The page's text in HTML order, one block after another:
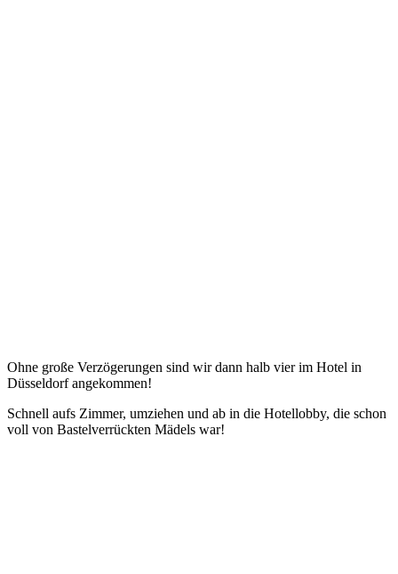
Ohne große Verzögerungen sind wir dann halb vier im Hotel in
Düsseldorf angekommen!
Schnell aufs Zimmer, umziehen und ab in die Hotellobby, die schon
voll von Bastelverrückten Mädels war!